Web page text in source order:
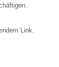
Link.